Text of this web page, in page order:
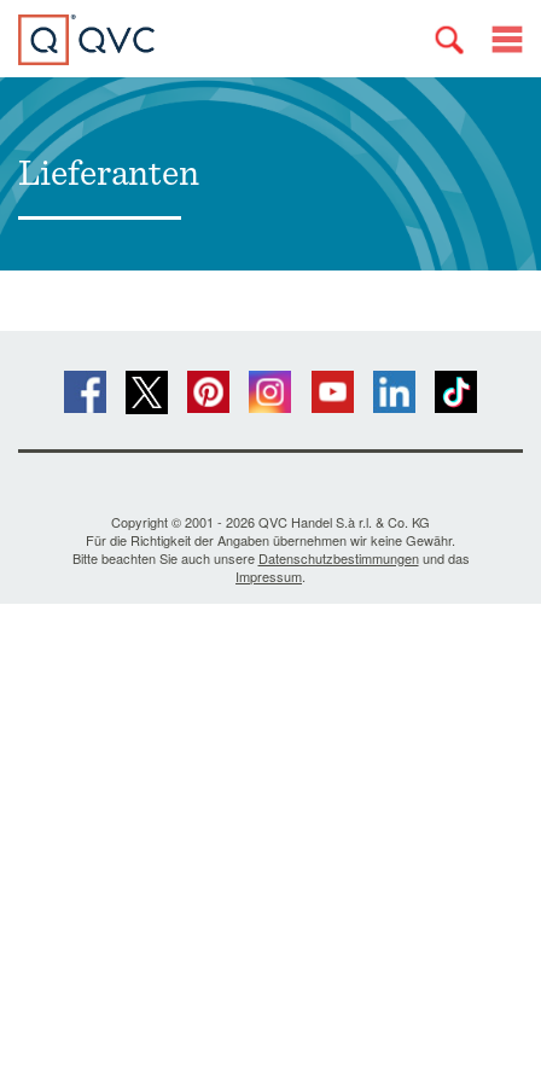
Lieferanten
Copyright © 2001 - 2026 QVC Handel S.à r.l. & Co. KG
Für die Richtigkeit der Angaben übernehmen wir keine Gewähr.
Bitte beachten Sie auch unsere Datenschutzbestimmungenund das
Impressum.